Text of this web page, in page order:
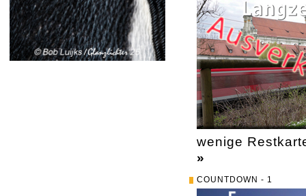
wenige
»
COUNTDOWN - 1